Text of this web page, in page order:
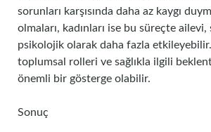
sorunları karşısında daha az kaygı
olmaları, kadınları ise bu süreçte ailevi,
psikolojik olarak daha fazla
toplumsal rolleri ve sağlıkla ilgili
önemli bir gösterge olabilir.
Sonuç